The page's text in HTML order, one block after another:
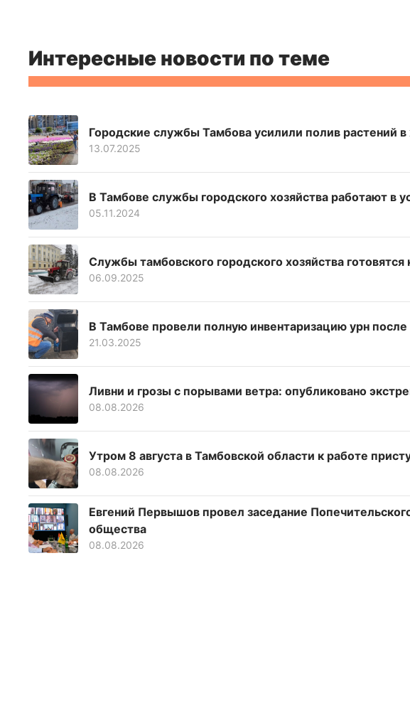
Интересные новости по теме
Городские службы Тамбова усилили полив растений
13.07.2025
В Тамбове службы городского хозяйства работают в
05.11.2024
Службы тамбовского городского хозяйства
06.09.2025
В Тамбове провели полную инвентаризацию урн
21.03.2025
Ливни и грозы с порывами ветра: опубликовано
08.08.2026
Утром 8 августа в Тамбовской области к работе
08.08.2026
Евгений Первышов провел заседание
общества
08.08.2026